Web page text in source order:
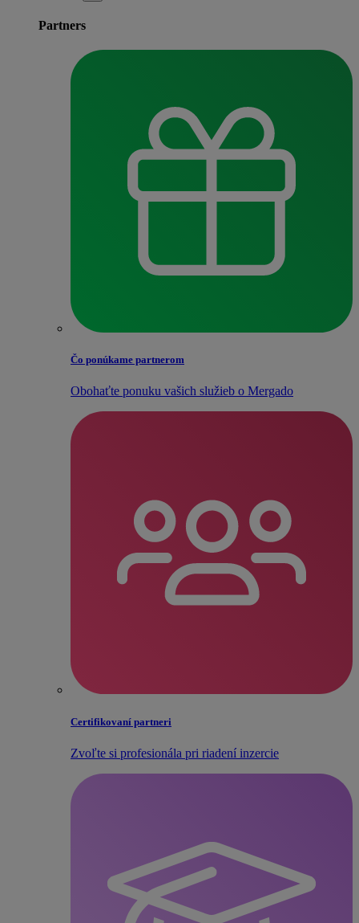
Partners
Čo ponúkame partnerom
Obohaťte ponuku vašich služieb o Mergado
Certifikovaní partneri
Zvoľte si profesionála pri riadení inzercie